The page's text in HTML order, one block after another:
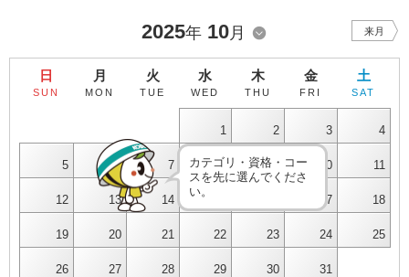
2025年 10月 来月
日
SUN
月
MON
火
TUE
水
WED
木
THU
金
FRI
土
SAT
1 2 3 4
5 6 7 8 9 10 11
12 13 14 17 18
19 20 21 22 23 24 25
26 27 28 29 30 31
カテゴリ・資格・コー
スを先に選んでくださ
い。